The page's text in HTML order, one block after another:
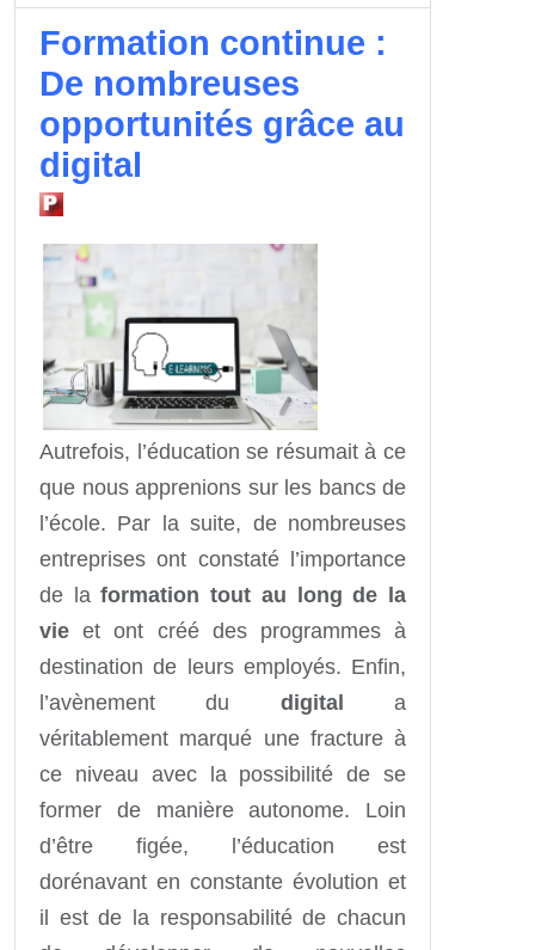
Formation continue :
De nombreuses
opportunités grâce au
digital
Autrefois, l’éducation se résumait à ce
que nous apprenions sur les bancs de
l’école. Par la suite, de nombreuses
entreprises ont constaté l’importance
de laformation tout au long de la
vie et ont créé des programmes à
destination de leurs employés. Enfin,
l’avènement du digital a
véritablement marqué une fracture à
ce niveau avec la possibilité de se
former de manière autonome. Loin
d’être figée, l’éducation est
dorénavant en constante évolution et
il est de la responsabilité de chacun